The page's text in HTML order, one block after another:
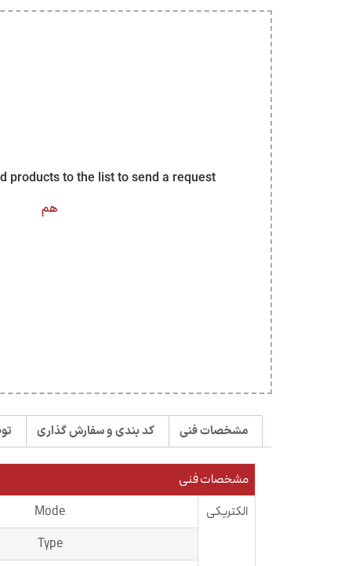
products to the list to send a request
هم
مشخصات فنی کد بندی و سفارش گذاری
مشخصات فنی
الکتریکی
Mode
Type